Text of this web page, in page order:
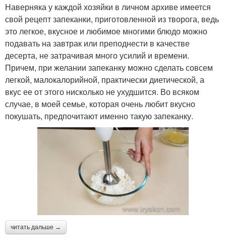
Наверняка у каждой хозяйки в личном архиве имеется
свой рецепт запеканки, приготовленной из творога, ведь
это легкое, вкусное и любимое многими блюдо можно
подавать на завтрак или преподнести в качестве
десерта, не затрачивая много усилий и времени.
Причем, при желании запеканку можно сделать совсем
легкой, малокалорийной, практически диетической, а
вкус ее от этого нисколько не ухудшится. Во всяком
случае, в моей семье, которая очень любит вкусно
покушать, предпочитают именно такую запеканку.
читать дальше →